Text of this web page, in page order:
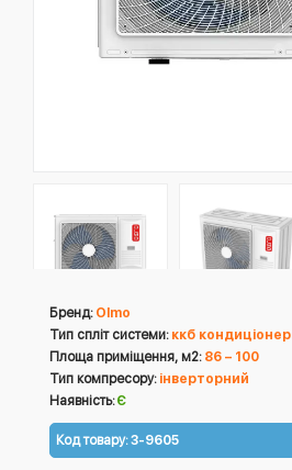
Бренд: Olmo
Тип спліт системи: ккб кондиціонер
Площа приміщення, м2: 86 – 100
Тип компресору: інверторний
Наявність:Є
Код товару:3-9605